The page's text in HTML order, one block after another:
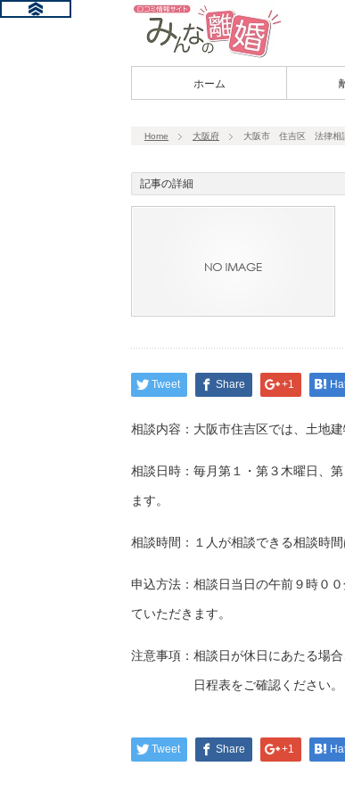
ホーム
Home 大阪府 大阪市 住吉区 法律相
記事の詳細
Tweet Share +1
相談内容：大阪市住吉区では、土地
相談日時：毎月第１・第３木曜日、
ます。
相談時間：１人が相談できる相談時間
申込方法：相談日当日の午前９時０
ていただきます。
注意事項：相談日が休日にあたる場
日程表をご確認ください。
Tweet Share +1